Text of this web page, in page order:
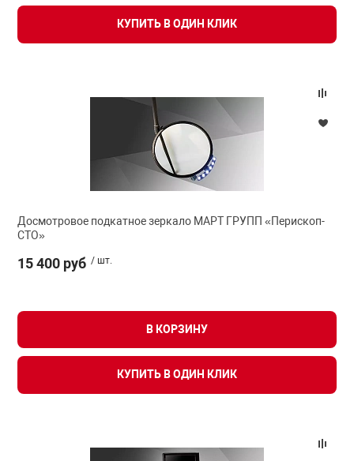
КУПИТЬ В ОДИН КЛИК
Досмотровое подкатное зеркало МАРТ ГРУПП «Перископ-
СТО»
15 400 руб / шт.
В КОРЗИНУ
КУПИТЬ В ОДИН КЛИК